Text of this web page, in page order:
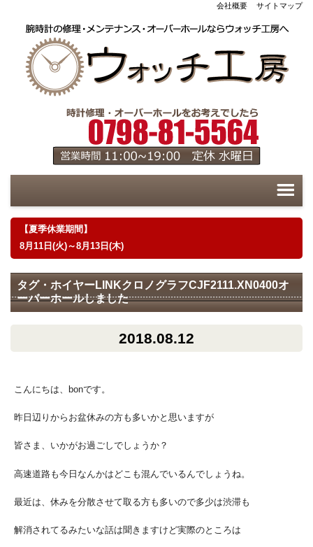
会社概要 サイトマップ
【夏季休業期間】
8月11日(火)～8月13日(木)
タグ・ホイヤーLINKクロノグラフCJF2111.XN0400オ
ーバーホールしました
2018.08.12
こんにちは、bonです。
昨日辺りからお盆休みの方も多いかと思いますが
皆さま、いかがお過ごしでしょうか？
高速道路も今日なんかはどこも混んでいるんでしょうね。
最近は、休みを分散させて取る方も多いので多少は渋滞も
解消されてるみたいな話は聞きますけど実際のところは